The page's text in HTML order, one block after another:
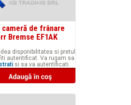
cameră de frânare
Bremse EF1AK
disponibilitatea si pretul
autentificat. Va rugam sa
si sa va autentificati.